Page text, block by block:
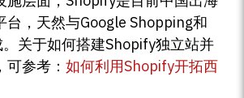
台，天然与Google Shopping和
关于如何搭建Shopify独立站并
参考： 如何利用Shopify开拓西